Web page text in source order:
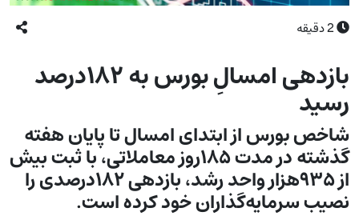
2دقیقه
بازدهی امسالِ بورس به ۱۸۲درصد
رسید
شاخص بورس از ابتدای امسال تا پایان هفته
گذشته در مدت ۱۸۵روز معاملاتی، با ثبت بیش
از ۹۳۵هزار واحد رشد، بازدهی ۱۸۲درصدی را
نصیب سرمایه‌گذاران خود کرده است.